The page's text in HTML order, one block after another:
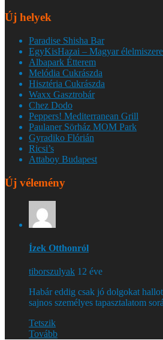
Új helyek
Paradise Shisha Bar
EgyKisHazai – Magyar
Albapark Étterem
Melódia Cukrászda
Hisztéria Cukrászda
Waxx Gasztrobár
Chez Dodo
Peppers! Mediterranean Grill
Paulaner Sörház MOM Park
Gyradiko Flórián
Ricsi’s
Attaboy Budapest
Új vélemény
Ízek Otthonról
tiborszulyak 12 éve
Habár eddig csak jó dolgokat
sajnos személyes tapasztalatom
Tetszik
Tovább